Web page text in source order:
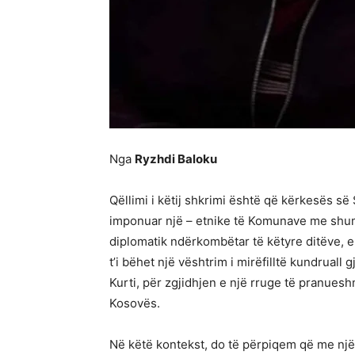
Nga Ryzhdi Baloku
Qëllimi i këtij shkrimi është që kërkesës
imponuar një – etnike të Komunave me
diplomatik ndërkombëtar të këtyre ditëve,
t’i bëhet një vështrim i mirëfilltë kundruall
Kurti, për zgjidhjen e një rruge të
Kosovës.
Në këtë kontekst, do të përpiqem që me